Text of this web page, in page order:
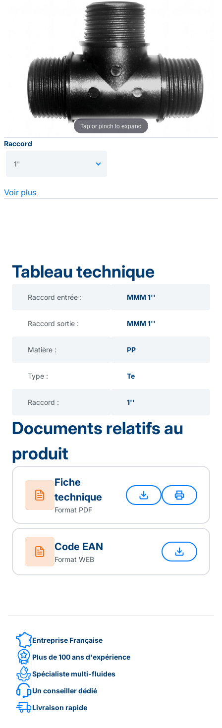
Tap or pinch to expand
Voir plus
Raccord
Tableau technique
Raccord entrée : MMM 1''
Raccord sortie : MMM 1''
Matière : PP
Type : Te
Raccord : 1''
Documents relatifs au
produit
Fiche
technique
Format PDF
Code EAN
Format WEB
Entreprise Française
Plus de 100 ans d'expérience
Spécialiste multi-fluides
Un conseiller dédié
Livraison rapide